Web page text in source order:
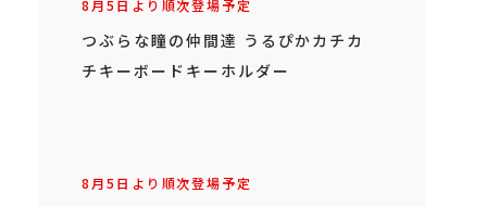
8月5日より順次登場予定
つぶらな瞳の仲間達 うるぴかカチカ
チキーボードキーホルダー
8月5日より順次登場予定